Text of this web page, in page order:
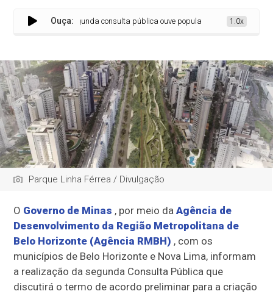
Ouça:
Segunda consulta pública ouve população sobre a construção
1.0x
Parque Linha Férrea / Divulgação
O Governo de Minas , por meio daAgência de
Desenvolvimento da Região Metropolitana de
Belo Horizonte (Agência RMBH) , com os
municípios de Belo Horizonte e Nova Lima, informam
a realização da segunda Consulta Pública que
discutirá o termo de acordo preliminar para a criação